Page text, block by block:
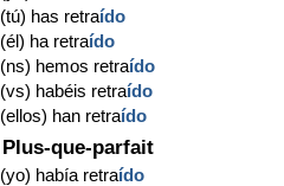
(tú) has retraído
(él) ha retraído
(ns) hemos retraído
(vs) habéis retraído
(ellos) han retraído
Plus-que-parfait
(yo) había retraído